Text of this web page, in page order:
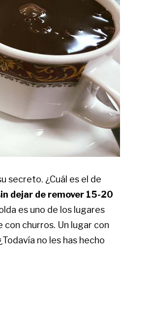
secreto. ¿Cuál es el de
dejar de remover 15-20
es uno de los lugares
churros. Un lugar con
no les has hecho